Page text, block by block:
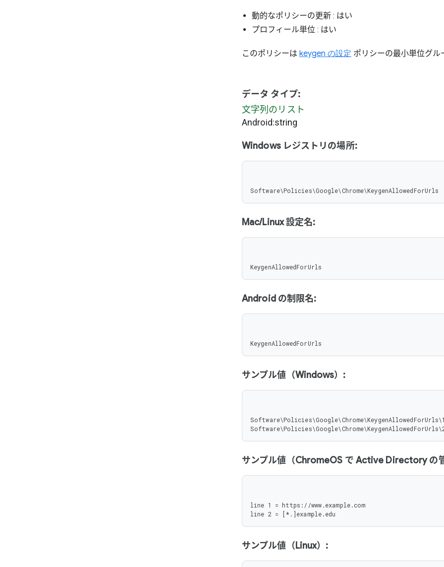
動的なポリシーの更新 : はい
プロフィール単位 : はい
このポリシーは keygen の設定 ポリシーの最小単位グル
データ タイプ:
文字列のリスト
Android:string
Windows レジストリの場所:
Software\Policies\Google\Chrome\KeygenAllowedForUrls
Mac/Linux 設定名:
KeygenAllowedForUrls
Android の制限名:
KeygenAllowedForUrls
サンプル値（Windows）:
サンプル値（ChromeOS で Active Directory の
line 1 = https://www.example.com
line 2 = [*.]example.edu
サンプル値（Linux）: